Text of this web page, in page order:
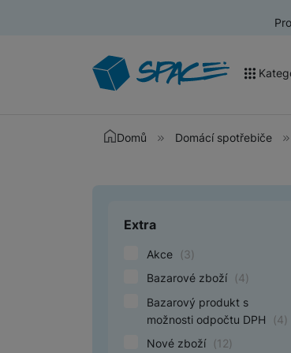
Akce a výprodej
Televize
Audio
Tablety
Domů Domácí spotřebiče
Upřesnit
Extra
Akce (3)
Bazarové zboží (4)
Bazarový produkt s
možnosti odpočtu DPH
(4)
Nové zboží (12)